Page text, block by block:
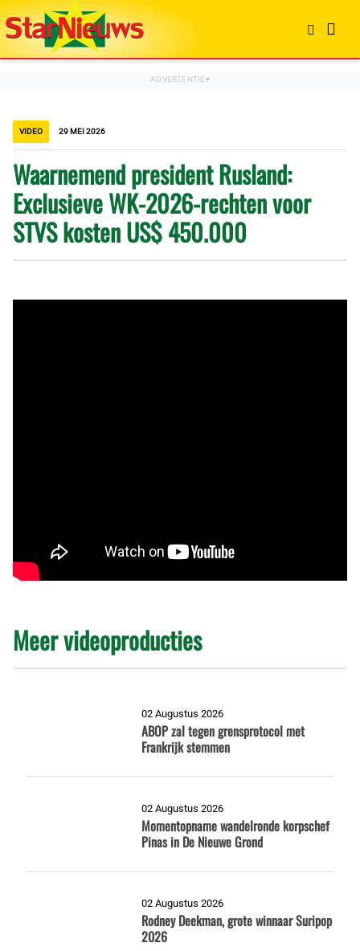
VIDEO 29 MEI 2026
Waarnemend president Rusland:
Exclusieve WK-2026-rechten voor
STVS kosten US$ 450.000
Meer videoproducties
02 Augustus 2026
ABOP zal tegen grensprotocol met
Frankrijk stemmen
02 Augustus 2026
Momentopname wandelronde korpschef
Pinas in De Nieuwe Grond
02 Augustus 2026
Rodney Deekman, grote winnaar Suripop
2026